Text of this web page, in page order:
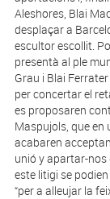
Aleshores, Blai
desplaçar a
escultor escollit.
presentà al ple
Grau i Blai
per concertar el
es proposaren
Maspujols, que en
acabaren
unió y apartar-nos
este litigi se
“per a alleujar la